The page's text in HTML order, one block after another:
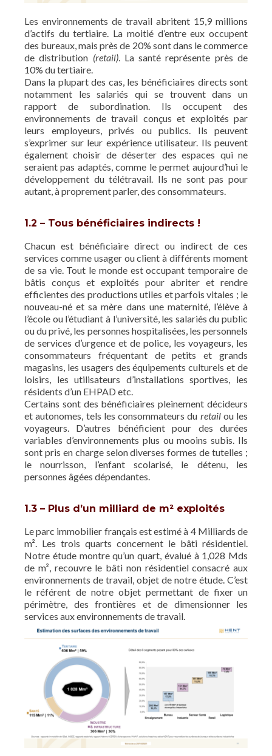
Les environnements de travail abritent 15,9 millions
d’actifs du tertiaire. La moitié d’entre eux occupent
des bureaux, mais près de 20% sont dans le commerce
de distribution (retail). La santé représente près de
10% du tertiaire.
Dans la plupart des cas, les bénéficiaires directs sont
notamment les salariés qui se trouvent dans un
rapport de subordination. Ils occupent des
environnements de travail conçus et exploités par
leurs employeurs, privés ou publics. Ils peuvent
s’exprimer sur leur expérience utilisateur. Ils peuvent
également choisir de déserter des espaces qui ne
seraient pas adaptés, comme le permet aujourd’hui le
développement du télétravail. Ils ne sont pas pour
autant, à proprement parler, des consommateurs.
1.2 – Tous bénéficiaires indirects !
Chacun est bénéficiaire direct ou indirect de ces
services comme usager ou client à différents moment
de sa vie. Tout le monde est occupant temporaire de
bâtis conçus et exploités pour abriter et rendre
efficientes des productions utiles et parfois vitales ; le
nouveau-né et sa mère dans une maternité, l’élève à
l’école ou l’étudiant à l’université, les salariés du public
ou du privé, les personnes hospitalisées, les personnels
de services d’urgence et de police, les voyageurs, les
consommateurs fréquentant de petits et grands
magasins, les usagers des équipements culturels et de
loisirs, les utilisateurs d’installations sportives, les
résidents d’un EHPAD etc.
Certains sont des bénéficiaires pleinement décideurs
et autonomes, tels les consommateurs du retailou les
voyageurs. D’autres bénéficient pour des durées
variables d’environnements plus ou mooins subis. Ils
sont pris en charge selon diverses formes de tutelles ;
le nourrisson, l’enfant scolarisé, le détenu, les
personnes âgées dépendantes.
1.3 – Plus d’un milliard de m² exploités
Le parc immobilier français est estimé à 4 Milliards de
m². Les trois quarts concernent le bâti résidentiel.
Notre étude montre qu’un quart, évalué à 1,028 Mds
de m², recouvre le bâti non résidentiel consacré aux
environnements de travail, objet de notre étude. C’est
le référent de notre objet permettant de fixer un
périmètre, des frontières et de dimensionner les
services aux environnements de travail.